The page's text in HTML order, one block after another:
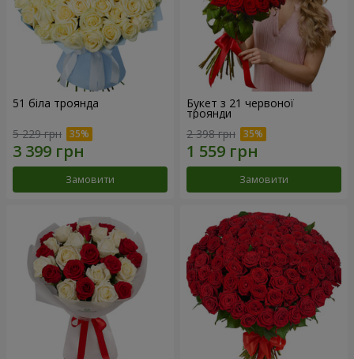
51 біла троянда
5 229 грн
Замовити
Букет з 21 червоної
троянди
2 398 грн
Замовити